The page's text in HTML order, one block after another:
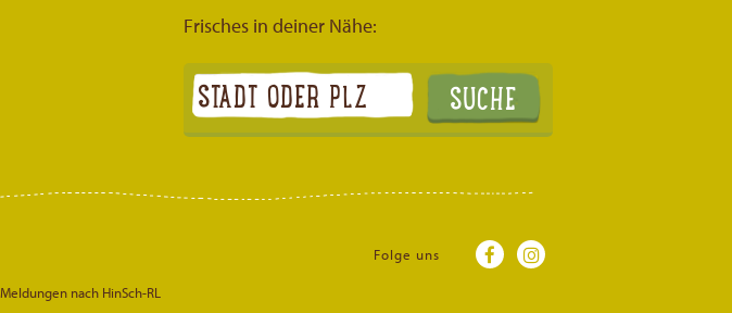
Frisches in deiner Nähe:
Folge uns
Meldungen nach HinSch-RL